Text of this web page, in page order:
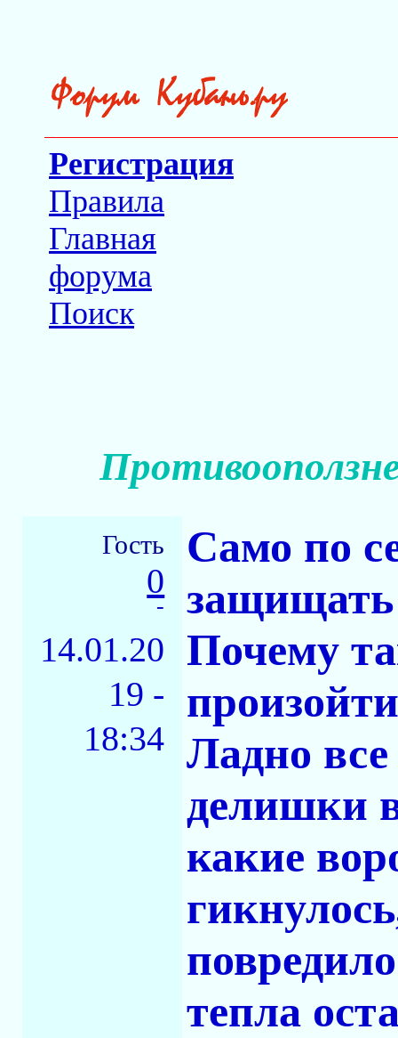
Регистрация
Правила
Главная
форума
Поиск
Гость
0
-
14.01.20
19 -
18:34
Само по
защищать
Почему
Ладно
делишки
какие
тепла